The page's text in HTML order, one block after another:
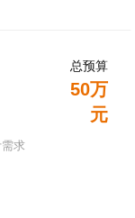
总预算
50万
元
需求